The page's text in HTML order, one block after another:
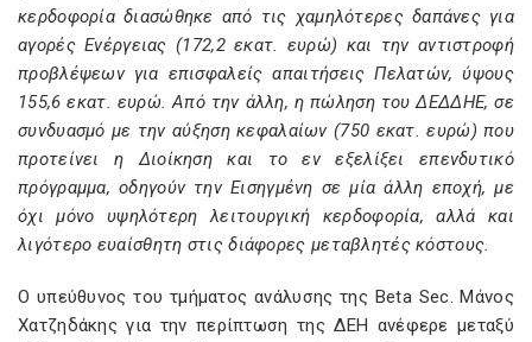
κερδοφορία διασώθηκε από τις χαμηλότερες δαπάνες για
αγορές Ενέργειας (172,2 εκατ. ευρώ) και την αντιστροφή
προβλέψεων για επισφαλείς απαιτήσεις Πελατών, ύψους
155,6 εκατ. ευρώ. Από την άλλη, η πώληση του ΔΕΔΔΗΕ, σε
συνδυασμό με την αύξηση κεφαλαίων (750 εκατ. ευρώ) που
προτείνει η Διοίκηση και το εν εξελίξει επενδυτικό
πρόγραμμα, οδηγούν την Εισηγμένη σε μία άλλη εποχή, με
όχι μόνο υψηλότερη λειτουργική κερδοφορία, αλλά και
λιγότερο ευαίσθητη στις διάφορες μεταβλητές κόστους.
Ο υπεύθυνος του τμήματος ανάλυσης της Beta Sec. Μάνος
Χατζηδάκης για την περίπτωση της ΔΕΗ ανέφερε μεταξύ